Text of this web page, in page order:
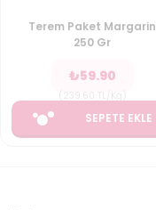
Terem Paket Margarin
250 Gr
₺59.90
SEPETE EKLE